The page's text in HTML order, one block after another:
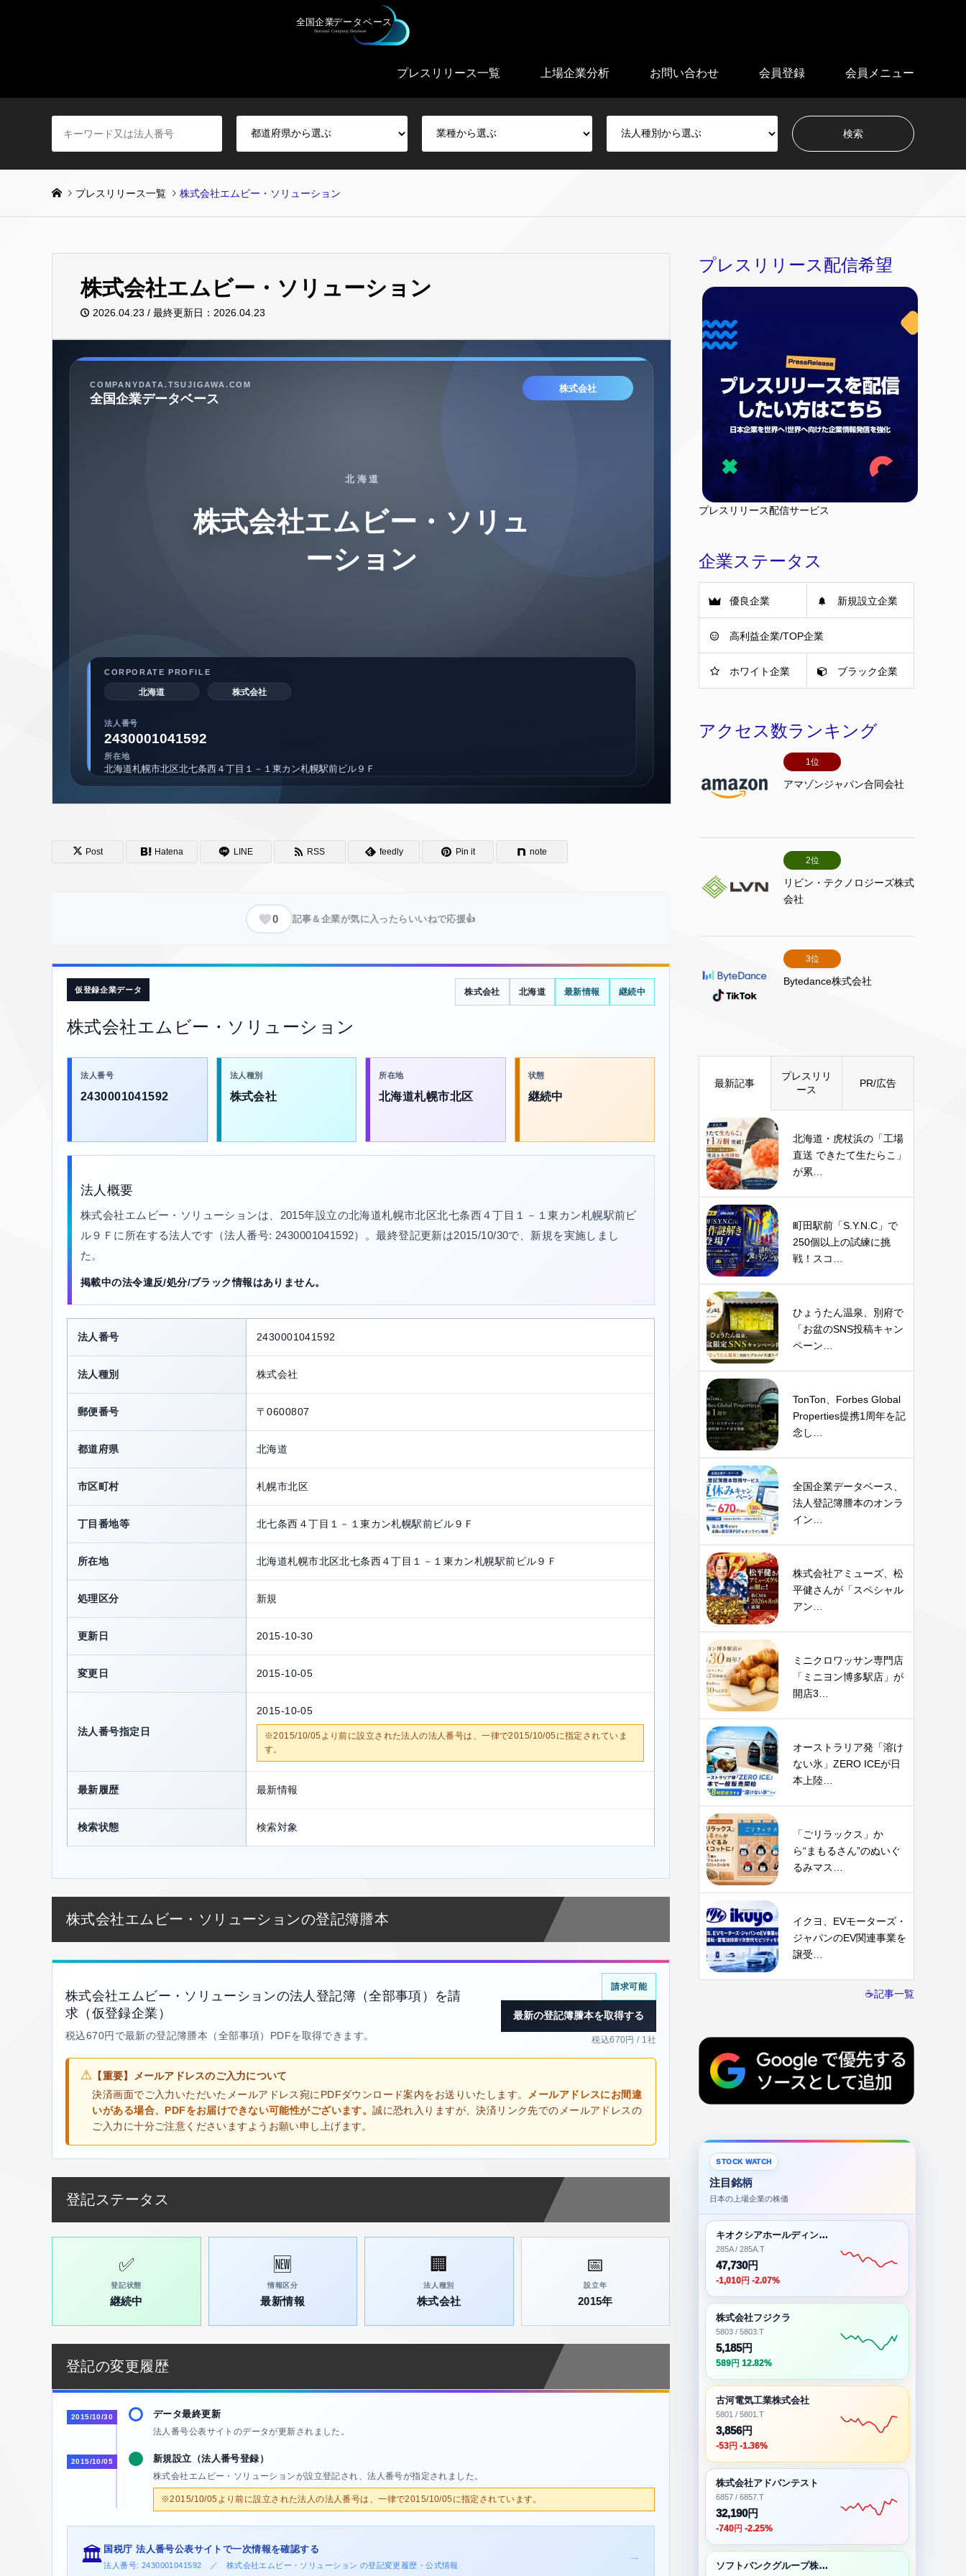
プレスリリース一覧 上場企業分析 お問い合わせ 会員登録 会員メニュー
プレスリリース一覧 株式会社エムビー・ソリューション
株式会社エムビー・ソリューション
2026.04.23 / 最終更新日：2026.04.23
Post Hatena LINE RSS feedly Pin it note
0 記事＆企業が気に入ったらいいねで応援👍
仮登録企業データ
株式会社エムビー・ソリューション
株式会社 北海道 最新情報 継続中
法人番号
2430001041592
法人種別
株式会社
所在地
北海道札幌市北区
状態
継続中
法人概要
株式会社エムビー・ソリューションは、2015年設立の北海道札幌市北区北七条西４丁目１－１東カン札幌駅前ビ
ル９Ｆに所在する法人です（法人番号: 2430001041592）。最終登記更新は2015/10/30で、新規を実施しまし
た。
掲載中の法令違反/処分/ブラック情報はありません。
法人番号 2430001041592
法人種別 株式会社
郵便番号 〒0600807
都道府県 北海道
市区町村 札幌市北区
丁目番地等 北七条西４丁目１－１東カン札幌駅前ビル９Ｆ
所在地 北海道札幌市北区北七条西４丁目１－１東カン札幌駅前ビル９Ｆ
処理区分 新規
更新日 2015-10-30
変更日 2015-10-05
法人番号指定日
2015-10-05
※2015/10/05より前に設立された法人の法人番号は、一律で2015/10/05に指定されていま
す。
最新履歴 最新情報
検索状態 検索対象
株式会社エムビー・ソリューションの登記簿謄本
株式会社エムビー・ソリューションの法人登記簿（全部事項）を請
求（仮登録企業）
税込670円で最新の登記簿謄本（全部事項）PDFを取得できます。
請求可能
最新の登記簿謄本を取得する
税込670円 / 1社
⚠ 【重要】メールアドレスのご入力について
決済画面でご入力いただいたメールアドレス宛にPDFダウンロード案内をお送りいたします。 メールアドレスにお間違
いがある場合、PDFをお届けできない可能性がございます。誠に恐れ入りますが、決済リンク先でのメールアドレスの
ご入力に十分ご注意くださいますようお願い申し上げます。
登記ステータス
✅
登記状態
継続中
🆕
情報区分
最新情報
🏢
法人種別
株式会社
📅
設立年
2015年
登記の変更履歴
2015/10/30 データ最終更新
法人番号公表サイトのデータが更新されました。
2015/10/05 新規設立（法人番号登録）
株式会社エムビー・ソリューションが設立登記され、法人番号が指定されました。
※2015/10/05より前に設立された法人の法人番号は、一律で2015/10/05に指定されています。
🏛️ 国税庁 法人番号公表サイトで一次情報を確認する
法人番号: 2430001041592 ／ 株式会社エムビー・ソリューション の登記変更履歴・公式情報
→
プレスリリース配信希望
プレスリリース配信サービス
企業ステータス
優良企業 新規設立企業
高利益企業/TOP企業
ホワイト企業 ブラック企業
アクセス数ランキング
1位
アマゾンジャパン合同会社
2位
リビン・テクノロジーズ株式
会社
3位
Bytedance株式会社
最新記事
プレスリリ
ース
PR/広告
北海道・虎杖浜の「工場
直送 できたて生たらこ」
が累…
町田駅前「S.Y.N.C」で
250個以上の試練に挑
戦！スコ…
ひょうたん温泉、別府で
「お盆のSNS投稿キャン
ペーン…
TonTon、Forbes Global
Properties提携1周年を記
念し…
全国企業データベース、
法人登記簿謄本のオンラ
イン…
株式会社アミューズ、松
平健さんが「スペシャル
アン…
ミニクロワッサン専門店
「ミニヨン博多駅店」が
開店3…
オーストラリア発「溶け
ない氷」ZERO ICEが日
本上陸…
「ごリラックス」か
ら“まもるさん”のぬいぐ
るみマス…
イクヨ、EVモーターズ・
ジャパンのEV関連事業を
譲受…
☕記事一覧
STOCK WATCH
注目銘柄
日本の上場企業の株価
キオクシアホールディングス株式会社
285A / 285A.T
47,730円
-1,010円 -2.07%
株式会社フジクラ
5803 / 5803.T
5,185円
589円 12.82%
古河電気工業株式会社
5801 / 5801.T
3,856円
-53円 -1.36%
株式会社アドバンテスト
6857 / 6857.T
32,190円
-740円 -2.25%
ソフトバンクグループ株式会社